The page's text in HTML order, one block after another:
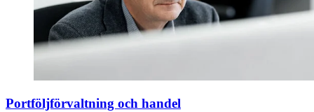
Portföljförvaltning och handel